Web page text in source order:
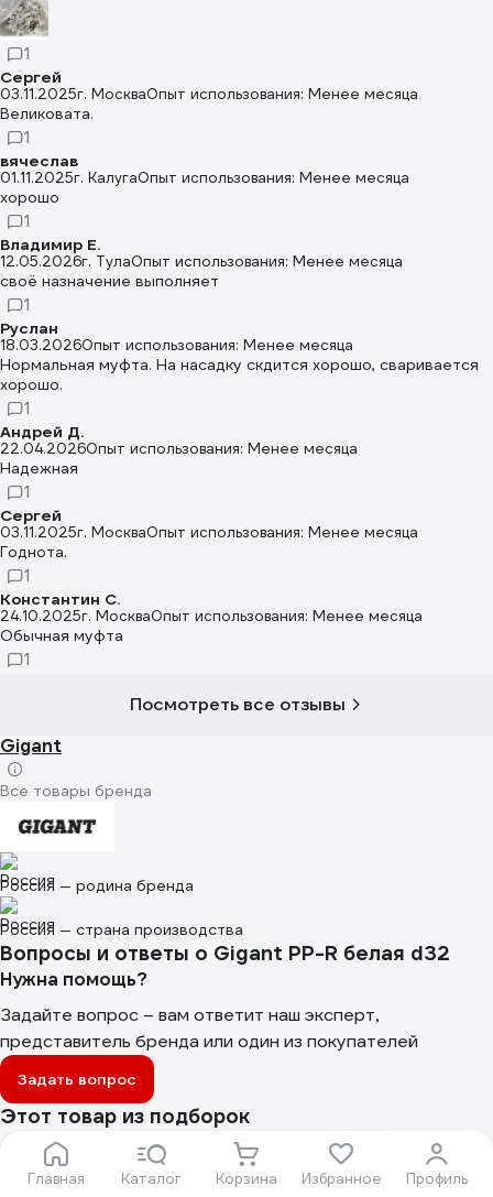
Главная Каталог Корзина Избранное Профиль
1
Сергей
03.11.2025г. МоскваОпыт использования: Менее месяца
Великовата.
1
вячеслав
01.11.2025г. КалугаОпыт использования: Менее месяца
хорошо
1
Владимир Е.
12.05.2026г. ТулаОпыт использования: Менее месяца
своё назначение выполняет
1
Руслан
18.03.2026Опыт использования: Менее месяца
Нормальная муфта. На насадку скдится хорошо, сваривается
хорошо.
1
Андрей Д.
22.04.2026Опыт использования: Менее месяца
Надежная
1
Сергей
03.11.2025г. МоскваОпыт использования: Менее месяца
Годнота.
1
Константин С.
24.10.2025г. МоскваОпыт использования: Менее месяца
Обычная муфта
1
Посмотреть все отзывы
Gigant
Все товары бренда
Россия — родина бренда
Россия — страна производства
Вопросы и ответы о Gigant PP-R белая d32
Нужна помощь?
Задайте вопрос – вам ответит наш эксперт,
представитель бренда или один из покупателей
Задать вопрос
Этот товар из подборок
Под керамическую плитку
Под керамогранит
Под клинкерную плитку
Для бани и сауны Россия